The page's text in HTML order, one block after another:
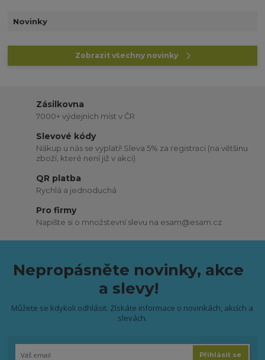
Novinky
Zobrazit všechny novinky
Zásilkovna
7000+ výdejních míst v ČR
Slevové kódy
Nákup u nás se vyplatí! Sleva 5% za registraci (na většinu
zboží, které není již v akci)
QR platba
Rychlá a jednoduchá
Pro firmy
Napište si o množstevní slevu na esam@esam.cz
Nepropásněte novinky, akce
a slevy!
Můžete se kdykoli odhlásit. Získáte informace o novinkách, akcích a
slevách.
Přihlásit se